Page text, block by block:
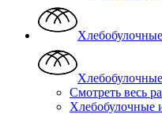
Смотреть весь
Хлебобулочные